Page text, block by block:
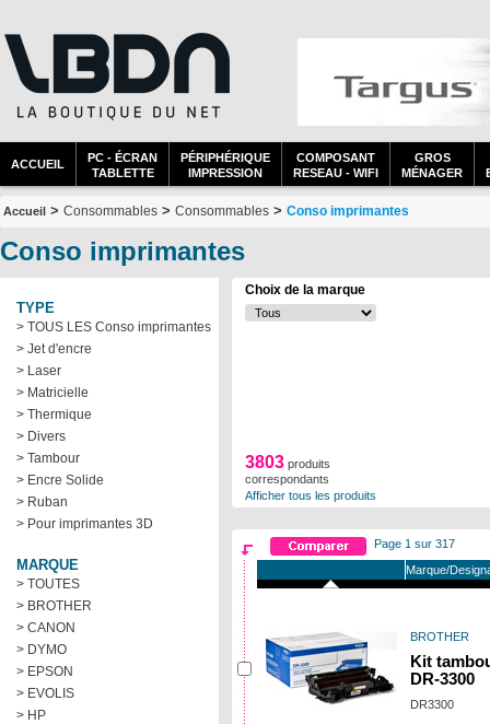
ACCUEIL
PC - ÉCRAN
TABLETTE
PÉRIPHÉRIQUE
IMPRESSION
COMPOSANT
RESEAU - WIFI
GROS
MÉNAGER
Accueil > Consommables > Consommables > Conso imprimantes
Conso imprimantes
TYPE
> TOUS LES Conso imprimantes
> Jet d'encre
> Laser
> Matricielle
> Thermique
> Divers
> Tambour
> Encre Solide
> Ruban
> Pour imprimantes 3D
MARQUE
> TOUTES
> BROTHER
> CANON
> DYMO
> EPSON
> EVOLIS
> HP
Choix de la marque
3803 produits
correspondants
Afficher tous les produits
Page 1 sur 317
Marque/
BROTHER
Kit
DR-3300
DR3300